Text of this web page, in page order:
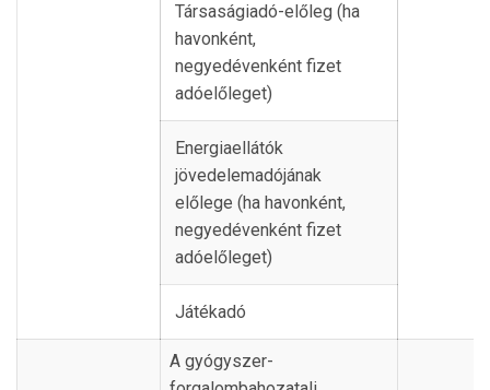
Társaságiadó-előleg (ha
havonként,
negyedévenként fizet
adóelőleget)
Energiaellátók
jövedelemadójának
előlege (ha havonként,
negyedévenként fizet
adóelőleget)
Játékadó
A gyógyszer-